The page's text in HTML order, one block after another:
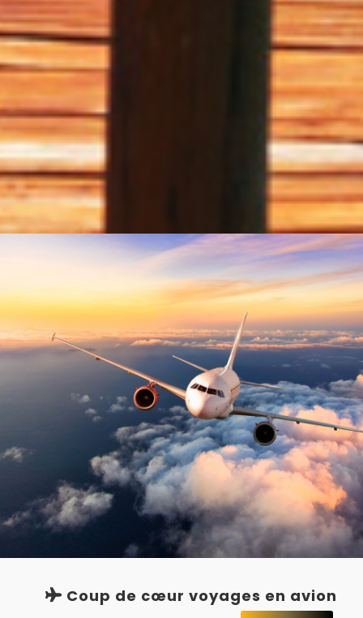
Coup de cœur voyages en avion